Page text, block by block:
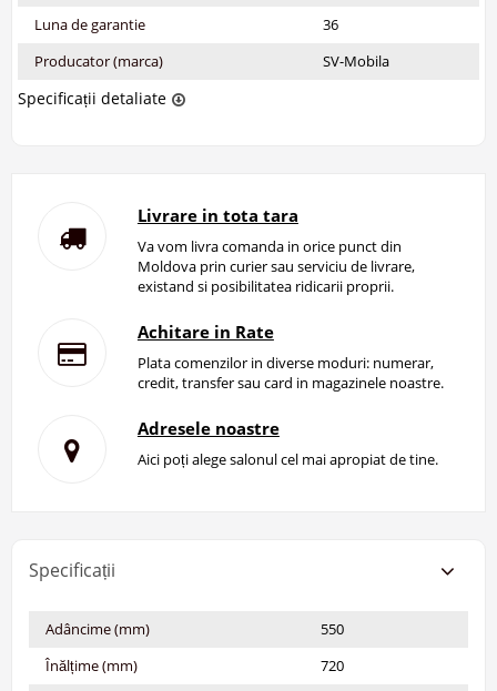
Luna de garantie
36
Producator (marca)
SV-Mobila
Specificații detaliate
Livrare in tota tara
Va vom livra comanda in orice punct din
Moldova prin curier sau serviciu de livrare,
existand si posibilitatea ridicarii proprii.
Achitare in Rate
Plata comenzilor in diverse moduri: numerar,
credit, transfer sau card in magazinele noastre.
Adresele noastre
Aici poți alege salonul cel mai apropiat de tine.
Specificații
Adâncime (mm)
550
Înălțime (mm)
720